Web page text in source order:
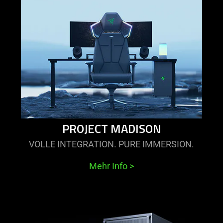
more
more
-
project
madison
PROJECT MADISON
VOLLE INTEGRATION. PURE IMMERSION.
Mehr Info >